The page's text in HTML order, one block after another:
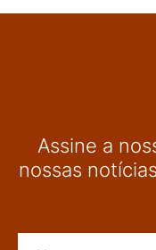
Assine a
nossas